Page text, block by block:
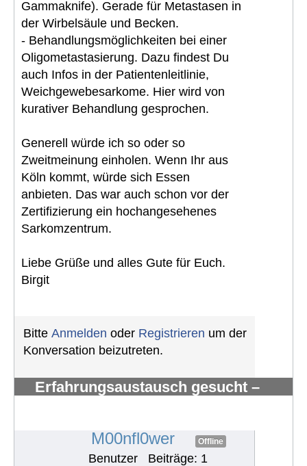
Gammaknife). Gerade für Metastasen in
der Wirbelsäule und Becken.
- Behandlungsmöglichkeiten bei einer
Oligometastasierung. Dazu findest Du
auch Infos in der Patientenleitlinie,
Weichgewebesarkome. Hier wird von
kurativer Behandlung gesprochen.
Generell würde ich so oder so
Zweitmeinung einholen. Wenn Ihr aus
Köln kommt, würde sich Essen
anbieten. Das war auch schon vor der
Zertifizierung ein hochangesehenes
Sarkomzentrum.
Liebe Grüße und alles Gute für Euch.
Birgit
Bitte Anmelden oder Registrieren um der
Konversation beizutreten.
Erfahrungsaustausch gesucht –
M00nfl0wer Offline
Benutzer Beiträge: 1